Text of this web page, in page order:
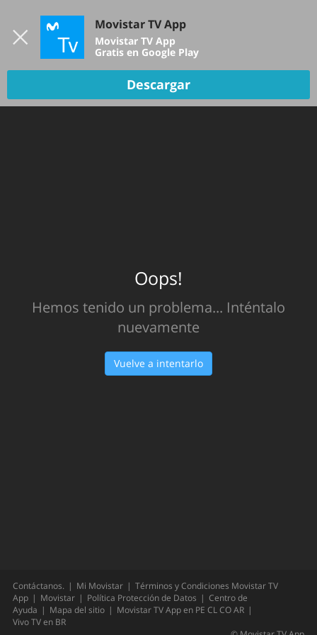
Oops!
Hemos tenido un problema... Inténtalo
nuevamente
Contáctanos. Mi Movistar
Términos y Condiciones Movistar TV
App
Movistar Política Protección de Datos
Centro de
Ayuda
Mapa del sitio Movistar TV App en PE CLCOAR
Vivo TV en BR
Movistar TV App
Movistar TV App
Gratis en Google Play
Descargar